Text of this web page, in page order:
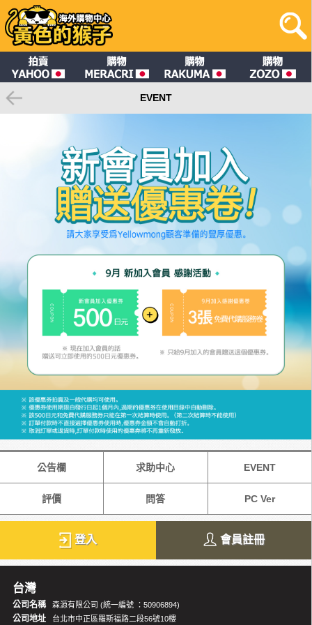
EVENT
公告欄 求助中心 EVENT
評價 問答 PC Ver
登入 會員註冊
台灣
公司名稱 森源有限公司 (統一編號 ：50906894)
公司地址 台北市中正區羅斯福路二段56號10樓